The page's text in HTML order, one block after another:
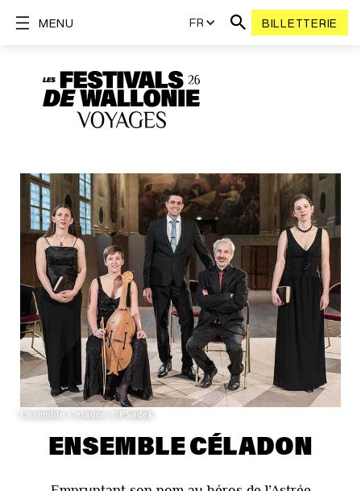
FR BILLETTERIE
MENU
Ensemble Celadon ©PSadek
ENSEMBLE CÉLADON